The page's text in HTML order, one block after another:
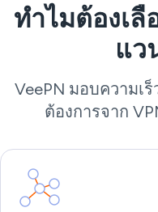
ทำไมต้องเลื
แว
VeePN มอบความเ
ต้องการจาก